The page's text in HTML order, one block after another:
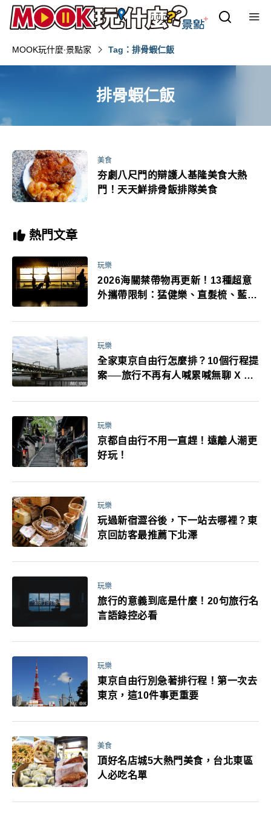
MOOK玩什麼‧景點家 Tag：排骨蝦仁飯
排骨蝦仁飯
美食
夯劇八尺門的辯護人基隆美食大熱
門！天天鮮排骨飯排隊美食
熱門文章
玩樂
2026海關禁帶物再更新！13種超意
外攜帶限制：猛健樂、直髮梳、藍牙
萬！注意事項一次看！
玩樂
全家東京自由行怎麼排？10個行程提
案──旅行不再有人喊累喊無聊 X 爸
玩樂
京都自由行不用一直趕！遠離人潮更
好玩！
玩樂
玩過新宿澀谷後，下一站去哪裡？東
京回訪客最推薦下北澤
玩樂
旅行的意義到底是什麼！20句旅行名
言語錄控必看
玩樂
東京自由行別急著排行程！第一次去
東京，這10件事更重要
美食
頂好名店城5大熱門美食，台北東區
人必吃名單